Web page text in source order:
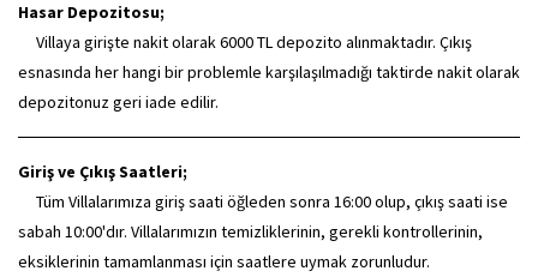
Hasar Depozitosu;
Villaya girişte nakit olarak 6000 TL depozito alınmaktadır. Çıkış
esnasında her hangi bir problemle karşılaşılmadığı taktirde nakit olarak
depozitonuz geri iade edilir.
Giriş ve Çıkış Saatleri;
Tüm Villalarımıza giriş saati öğleden sonra 16:00 olup, çıkış saati ise
sabah 10:00'dır. Villalarımızın temizliklerinin, gerekli kontrollerinin,
eksiklerinin tamamlanması için saatlere uymak zorunludur.